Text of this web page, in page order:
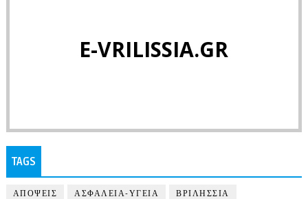
E-VRILISSIA.GR
TAGS
ΑΠΟΨΕΙΣ ΑΣΦΑΛΕΙΑ-ΥΓΕΙΑ ΒΡΙΛΗΣΣΙΑ